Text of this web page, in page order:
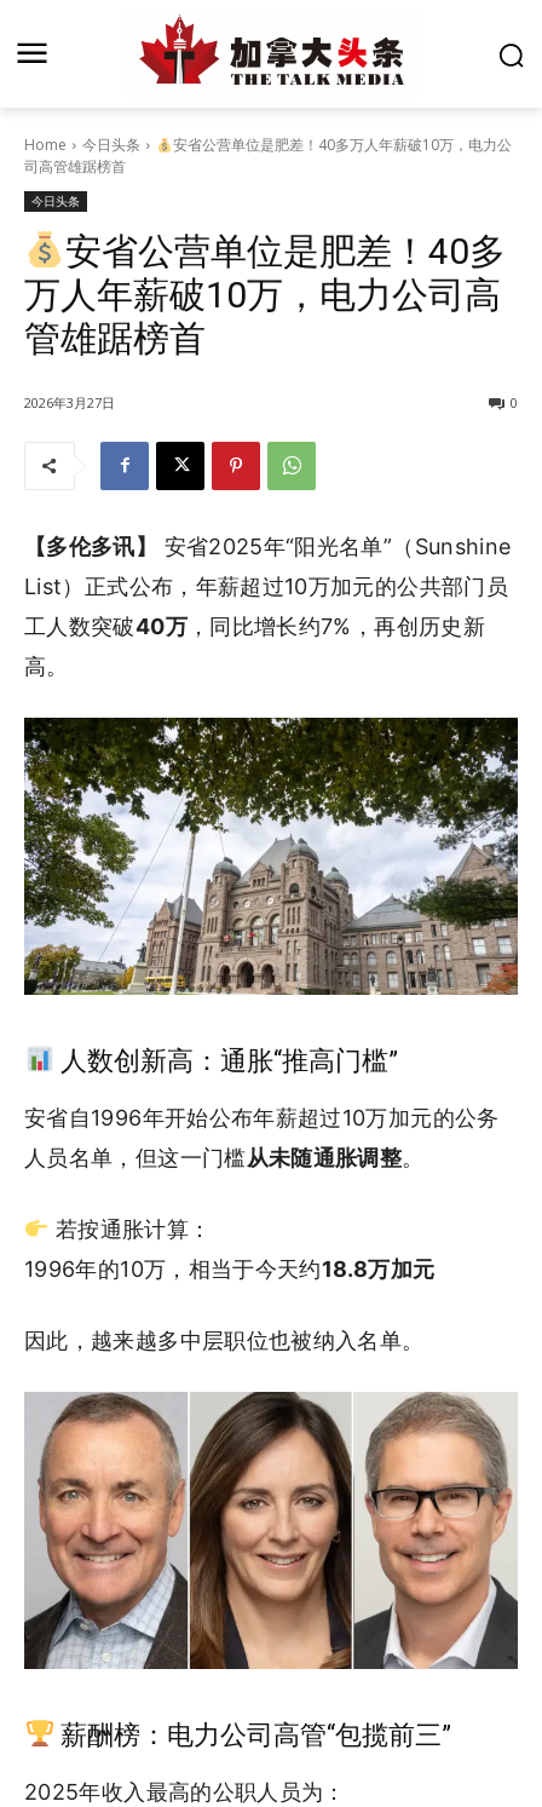
Home 今日头条
安省公营单位是肥差！40多万人年薪破10万，电力公
司高管雄踞榜首
今日头条
安省公营单位是肥差！40多
万人年薪破10万，电力公司高
管雄踞榜首
2026年3月27日 0
【多伦多讯】
安省2025年“阳光名单”（Sunshine
List）正式公布，年薪超过10万加元的公共部门员
工人数突破40万，同比增长约7%，再创历史新
高。
人数创新高：通胀“推高门槛”
安省自1996年开始公布年薪超过10万加元的公务
人员名单，但这一门槛从未随通胀调整。
若按通胀计算：
1996年的10万，相当于今天约18.8万加元
因此，越来越多中层职位也被纳入名单。
薪酬榜：电力公司高管“包揽前三”
2025年收入最高的公职人员为：